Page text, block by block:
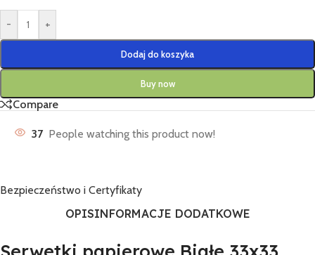
- +
Dodaj do koszyka
Buy now
Compare
37 People watching this product now!
Bezpieczeństwo i Certyfikaty
OPISINFORMACJE DODATKOWE